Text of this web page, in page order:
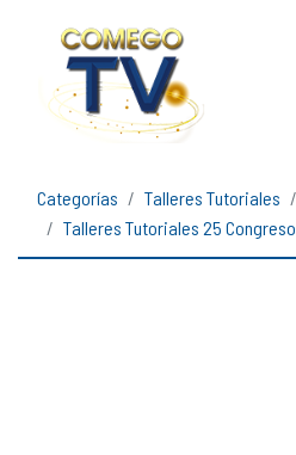
Categorías Talleres Tutoriales
Talleres Tutoriales 25 Congreso